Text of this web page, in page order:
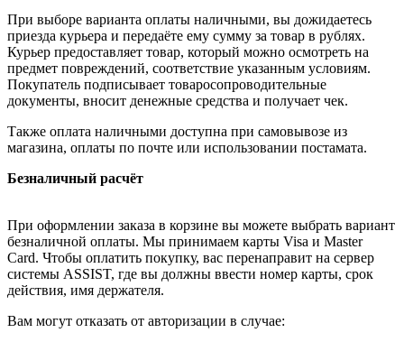
При выборе варианта оплаты наличными, вы дожидаетесь
приезда курьера и передаёте ему сумму за товар в рублях.
Курьер предоставляет товар, который можно осмотреть на
предмет повреждений, соответствие указанным условиям.
Покупатель подписывает товаросопроводительные
документы, вносит денежные средства и получает чек.
Также оплата наличными доступна при самовывозе из
магазина, оплаты по почте или использовании постамата.
Безналичный расчёт
При оформлении заказа в корзине вы можете выбрать вариант
безналичной оплаты. Мы принимаем карты Visa и Master
Card. Чтобы оплатить покупку, вас перенаправит на сервер
системы ASSIST, где вы должны ввести номер карты, срок
действия, имя держателя.
Вам могут отказать от авторизации в случае: